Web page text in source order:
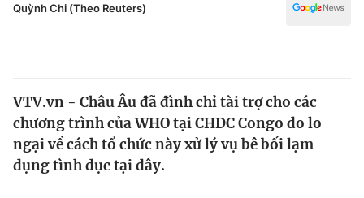
Tin tức
Thế giới đó đây
Câu chuyện quốc tế
Kinh tế
Tài chính
Dữ liệu và đời sống
Giáo dục
Quỳnh Chi (Theo Reuters)
VTV.vn - Châu Âu đã đình chỉ tài trợ cho các
chương trình của WHO tại CHDC Congo do lo
ngại về cách tổ chức này xử lý vụ bê bối lạm
dụng tình dục tại đây.